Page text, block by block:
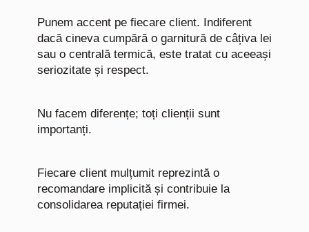
Punem accent pe fiecare client. Indiferent
dacă cineva cumpără o garnitură de câțiva lei
sau o centrală termică, este tratat cu aceeași
seriozitate și respect.
Nu facem diferențe; toți clienții sunt
importanți.
Fiecare client mulțumit reprezintă o
recomandare implicită și contribuie la
consolidarea reputației firmei.